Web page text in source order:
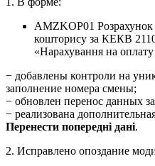
AMZKOP01 Розрахунок
кошторису за КЕКВ
«Нарахування на оплату
− добавлены контроли на
заполнение номера смены;
− обновлен перенос данных
− реализована
Перенести попередні дані.
2. Исправлено опоздание